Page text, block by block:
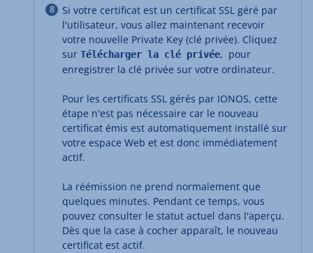
Si votre certificat est un certificat SSL géré par
l'utilisateur, vous allez maintenant recevoir
votre nouvelle Private Key (clé privée). Cliquez
sur Télécharger la clé privée, pour
enregistrer la clé privée sur votre ordinateur.
Pour les certificats SSL gérés par IONOS, cette
étape n'est pas nécessaire car le nouveau
certificat émis est automatiquement installé sur
votre espace Web et est donc immédiatement
actif.
La réémission ne prend normalement que
quelques minutes. Pendant ce temps, vous
pouvez consulter le statut actuel dans l'aperçu.
Dès que la case à cocher apparaît, le nouveau
certificat est actif.